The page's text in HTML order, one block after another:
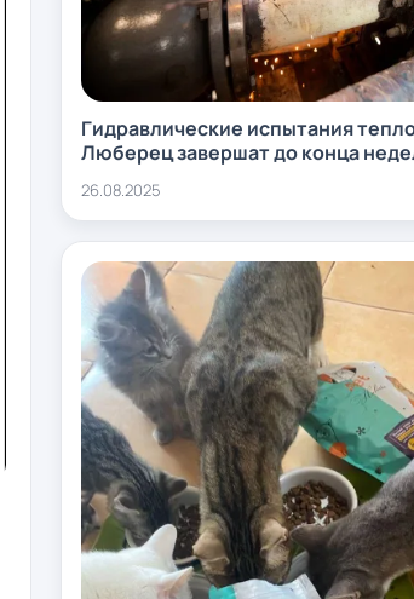
Гидравлические испытания
Люберец завершат до конца
26.08.2025